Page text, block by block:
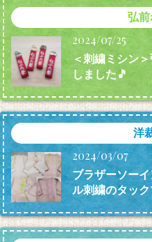
弘前
2024/07/25
＜刺繍ミシン
しました🎵
洋
2024/03/07
ブラザーソー
ル刺繍のタッ